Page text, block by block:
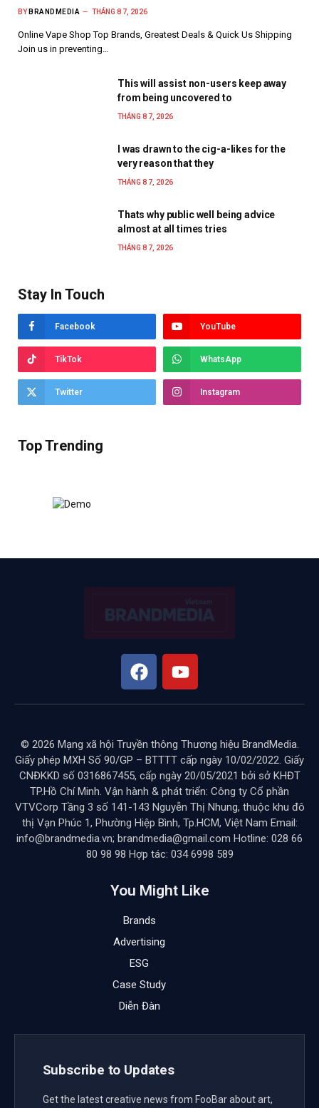
BY BRANDMEDIA THÁNG 8 7, 2026
Online Vape Shop Top Brands, Greatest Deals & Quick Us Shipping
Join us in preventing…
This will assist non-users keep away
from being uncovered to
THÁNG 8 7, 2026
I was drawn to the cig-a-likes for the
very reason that they
THÁNG 8 7, 2026
Thats why public well being advice
almost at all times tries
THÁNG 8 7, 2026
Stay In Touch
Facebook YouTube
TikTok WhatsApp
Twitter Instagram
Top Trending
© 2026 Mạng xã hội Truyền thông Thương hiệu BrandMedia.
Giấy phép MXH Số 90/GP – BTTTT cấp ngày 10/02/2022. Giấy
CNĐKKD số 0316867455, cấp ngày 20/05/2021 bởi sở KHĐT
TP.Hồ Chí Minh. Vận hành & phát triển: Công ty Cổ phần
VTVCorp Tầng 3 số 141-143 Nguyễn Thị Nhung, thuộc khu đô
thị Vạn Phúc 1, Phường Hiệp Bình, Tp.HCM, Việt Nam Email:
info@brandmedia.vn; brandmedia@gmail.com Hotline: 028 66
80 98 98 Hợp tác: 034 6998 589
You Might Like
Brands
Advertising
ESG
Case Study
Diễn Đàn
Subscribe to Updates
Get the latest creative news from FooBar about art,